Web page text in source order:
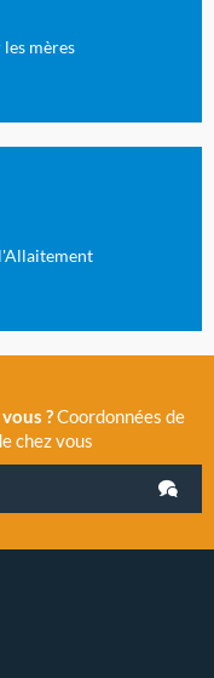
mères
un
France.
?Coordonnées de
chez vous